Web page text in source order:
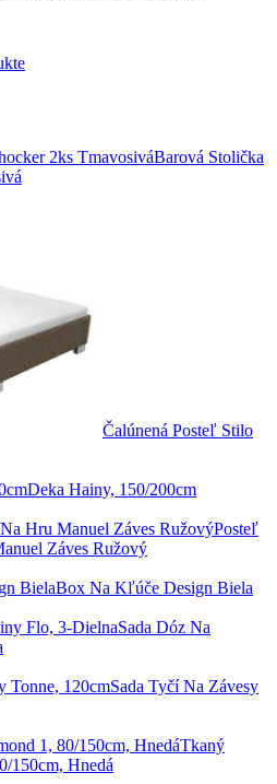
Barová Stolička
Čalúnená Posteľ Stilo
Deka Hainy, 150/200cm
Posteľ
Záves Ružový
Box Na Kľúče Design Biela
Sada Dóz Na
Sada Tyčí Na Závesy
Tkaný
150cm, Hnedá